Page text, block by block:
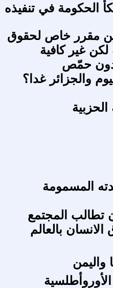
الحكومة في تنفيذه
مقرر خاص لحقوق
غير كافية
حمّص
والجزائر غدا؟
المسمومة
تطالب المجتمع
بالعالم
واليمن